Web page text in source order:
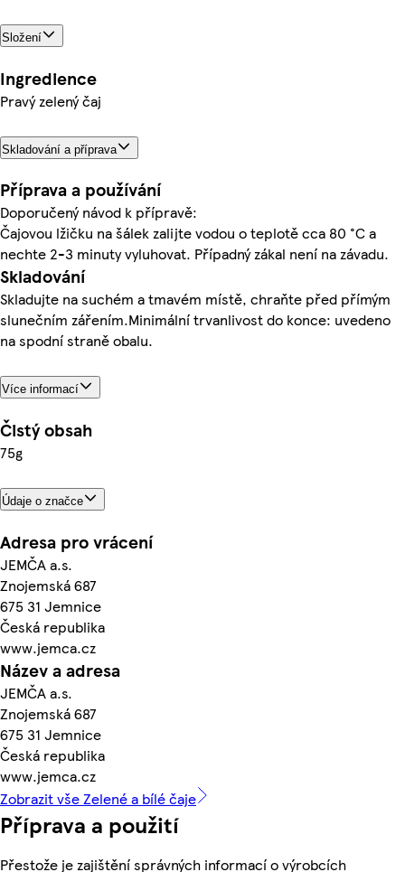
Složení
Ingredience
Pravý zelený čaj
Skladování a příprava
Příprava a používání
Doporučený návod k přípravě:
Čajovou lžičku na šálek zalijte vodou o teplotě cca 80 °C a
nechte 2-3 minuty vyluhovat. Případný zákal není na závadu.
Skladování
Skladujte na suchém a tmavém místě, chraňte před přímým
slunečním zářením.Minimální trvanlivost do konce: uvedeno
na spodní straně obalu.
Více informací
Čistý obsah
75g
Údaje o značce
Adresa pro vrácení
JEMČA a.s.
Znojemská 687
675 31 Jemnice
Česká republika
www.jemca.cz
Název a adresa
JEMČA a.s.
Znojemská 687
675 31 Jemnice
Česká republika
www.jemca.cz
Zobrazit vše Zelené a bílé čaje
Příprava a použití
Přestože je zajištění správných informací o výrobcích